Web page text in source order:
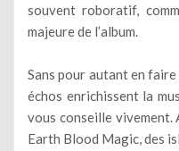
souvent roboratif,
majeure de l’album.
Sans pour autant en
échos enrichissent la
vous conseille vivement.
Earth Blood Magic, des